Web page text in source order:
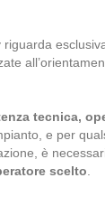
tecnica,
e per
è
scelto